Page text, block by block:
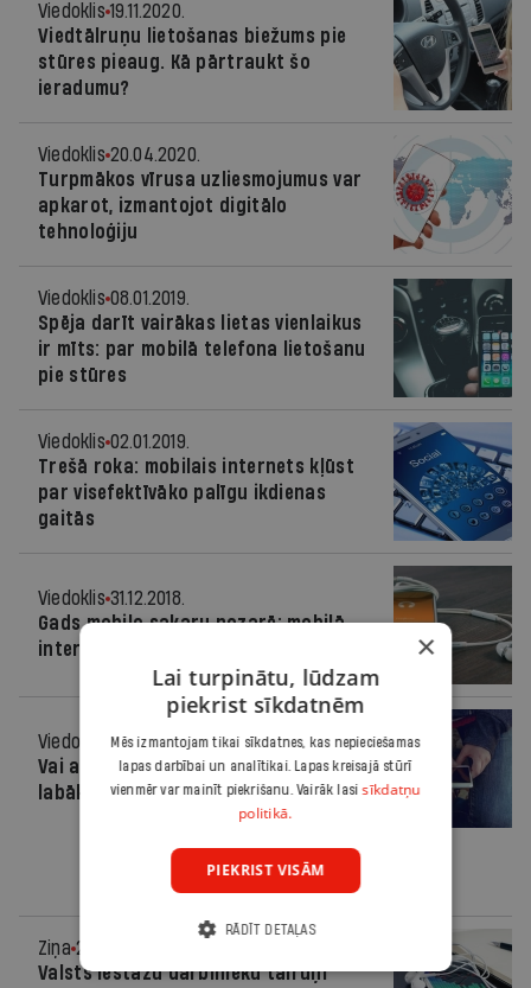
Viedoklis 19.11.2020.
Viedtālruņu lietošanas biežums pie
stūres pieaug. Kā pārtraukt šo
ieradumu?
Viedoklis 20.04.2020.
Turpmākos vīrusa uzliesmojumus var
apkarot, izmantojot digitālo
tehnoloģiju
Viedoklis 08.01.2019.
Spēja darīt vairākas lietas vienlaikus
ir mīts: par mobilā telefona lietošanu
pie stūres
Viedoklis 02.01.2019.
Trešā roka: mobilais internets kļūst
par visefektīvāko palīgu ikdienas
gaitās
Viedoklis 31.12.2018.
Gads mobilo sakaru nozarē: mobilā
interneta uzvaras gājiens
Viedoklis
13.12.2017.
Vai atņemt bērnam telefonu ir
labākais risinājums?
Ziņa 27.11.2016.
Valsts iestāžu darbinieku tālruņi
×
Lai turpinātu, lūdzam
piekrist sīkdatnēm
Mēs izmantojam tikai sīkdatnes, kas nepieciešamas
lapas darbībai un analītikai. Lapas kreisajā stūrī
vienmēr var mainīt piekrišanu. Vairāk lasisīkdatņu
politikā.
PIEKRIST VISĀM
RĀDĪT DETAĻAS